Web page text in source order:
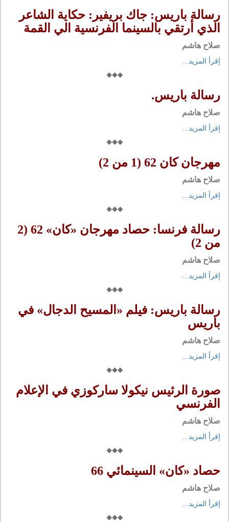
رسالة باريس: جاك بريفير: حكاية الشاعر
الذي أرتقي بالسينما الفرنسية الي القمة
صلاح هاشم
إقرأ المزيد...
رسالة باريس.
صلاح هاشم
إقرأ المزيد...
مهرجان كان 62 (1 من 2)
صلاح هاشم
إقرأ المزيد...
رسالة فرنسا: حصاد مهرجان «كان» 62 (2
من 2)
صلاح هاشم
إقرأ المزيد...
رسالة باريس: فيلم «المسيح الدجال» في
باريس
صلاح هاشم
إقرأ المزيد...
صورة الرئيس نيكولا ساركوزي في الإعلام
الفرنسي
صلاح هاشم
إقرأ المزيد...
حصاد «كان» السينمائي 66
صلاح هاشم
إقرأ المزيد...